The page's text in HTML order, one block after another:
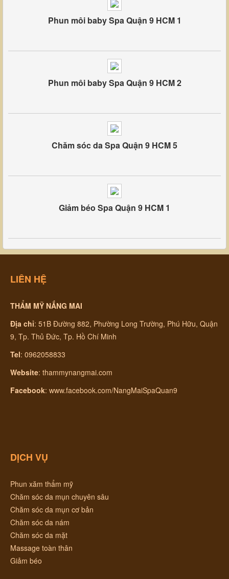
Phun môi baby Spa Quận 9 HCM 1
Phun môi baby Spa Quận 9 HCM 2
Chăm sóc da Spa Quận 9 HCM 5
Giảm béo Spa Quận 9 HCM 1
LIÊN HỆ
THẨM MỸ NẮNG MAI
Địa chỉ: 51B Đường 882, Phường Long Trường, Phú Hữu, Quận
9, Tp. Thủ Đức, Tp. Hồ Chí Minh
Tel: 0962058833
Website: thammynangmai.com
Facebook: www.facebook.com/NangMaiSpaQuan9
DỊCH VỤ
Phun xăm thẩm mỹ
Chăm sóc da mụn chuyên sâu
Chăm sóc da mụn cơ bản
Chăm sóc da nám
Chăm sóc da mặt
Massage toàn thân
Giảm béo